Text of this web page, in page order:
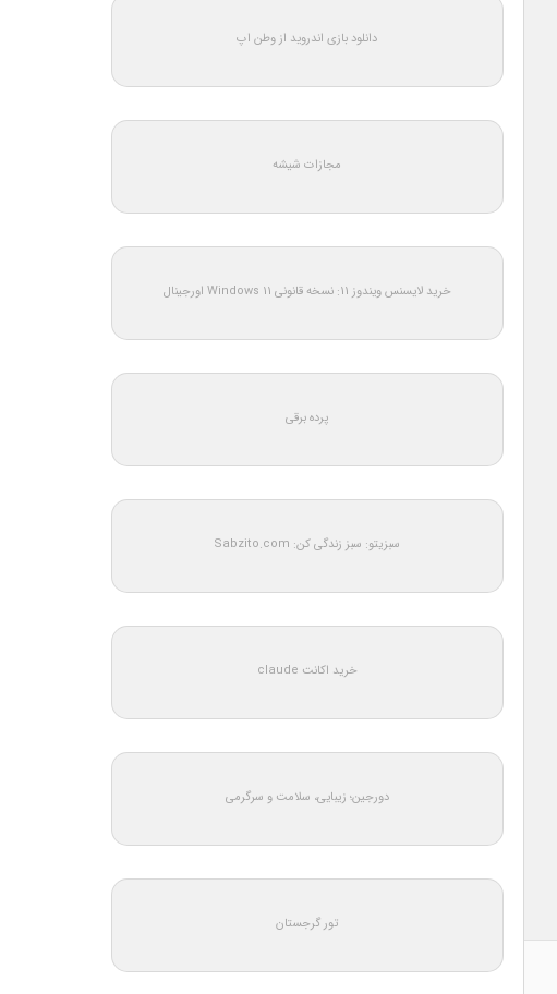
دانلود بازی اندروید از وطن اپ
مجازات شیشه
خرید لایسنس ویندوز 11: نسخه قانونی Windows 11 اورجینال
پرده برقی
سبزیتو: سبز زندگی کن: Sabzito.com
خرید اکانت claude
دورجین؛ زیبایی، سلامت و سرگرمی
تور گرجستان